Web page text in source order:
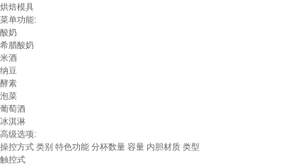
烘焙模具
菜单功能:
酸奶
希腊酸奶
米酒
纳豆
酵素
泡菜
葡萄酒
冰淇淋
高级选项:
操控方式 类别 特色功能 分杯数量 容量 内胆材质 类型
触控式